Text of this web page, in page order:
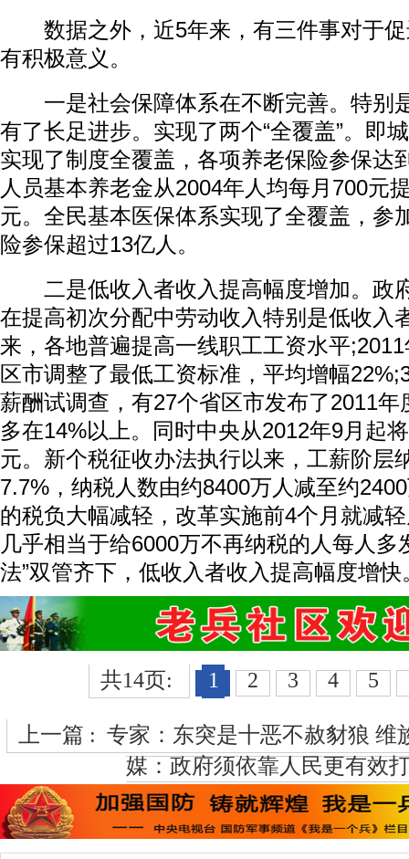
数据之外，近5年来，有三件事对于促
有积极意义。
一是社会保障体系在不断完善。特别
有了长足进步。实现了两个“全覆盖”。即
实现了制度全覆盖，各项养老保险参保达
人员基本养老金从2004年人均每月700元
元。全民基本医保体系实现了全覆盖，参
险参保超过13亿人。
二是低收入者收入提高幅度增加。政
在提高初次分配中劳动收入特别是低收入
来，各地普遍提高一线职工工资水平
区市调整了最低工资标准，平均增幅
薪酬试调查，有27个省区市发布了2011
多在14%以上。同时中央从2012年9月起
元。新个税征收办法执行以来，工薪阶层
7.7%，纳税人数由约8400万人减至约
的税负大幅减轻，改革实施前4个月就减
几乎相当于给6000万不再纳税的人每人多
法”双管齐下，低收入者收入提高幅度增快
共14页: 1 2 3 4 5
上一篇 : 专家：东突是十恶不赦豺狼 维
媒：政府须依靠人民更有效